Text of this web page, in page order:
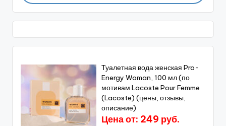
Туалетная вода женская Pro-
Energy Woman, 100 мл (по
мотивам Lacoste Pour Femme
(Lacoste) (цены, отзывы,
описание)
Цена от: 249 руб.